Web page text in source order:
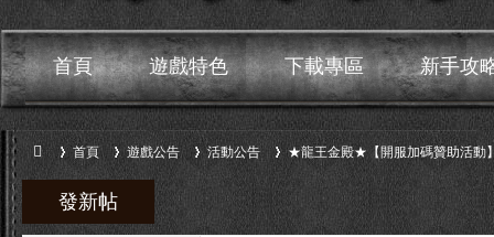
首頁 遊戲特色 下載專區 新手攻
首頁 遊戲公告 活動公告 ★龍王金殿★【開服加碼贊助活動
發新帖